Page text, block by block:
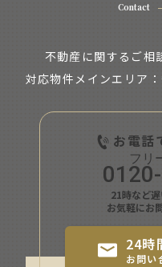
Contact
不動産に関するご相
対応物件メインエリア
お電話
21時など
お気軽にお
24時
お問い